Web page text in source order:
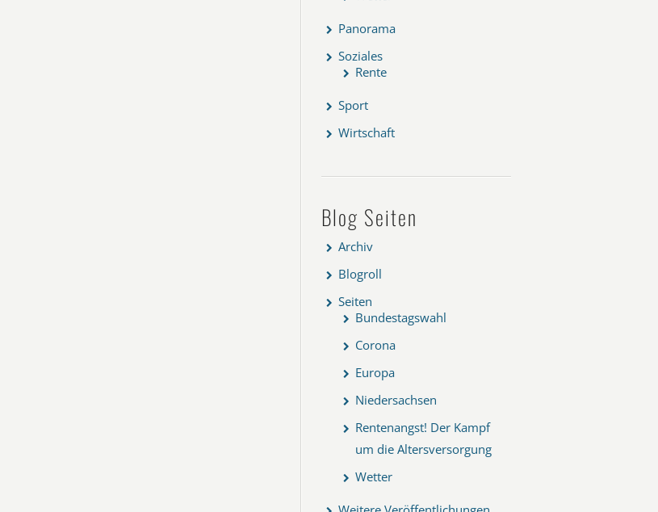
Panorama
Soziales
Rente
Sport
Wirtschaft
Blog Seiten
Archiv
Blogroll
Seiten
Bundestagswahl
Corona
Europa
Niedersachsen
Rentenangst! Der Kampf
um die Altersversorgung
Wetter